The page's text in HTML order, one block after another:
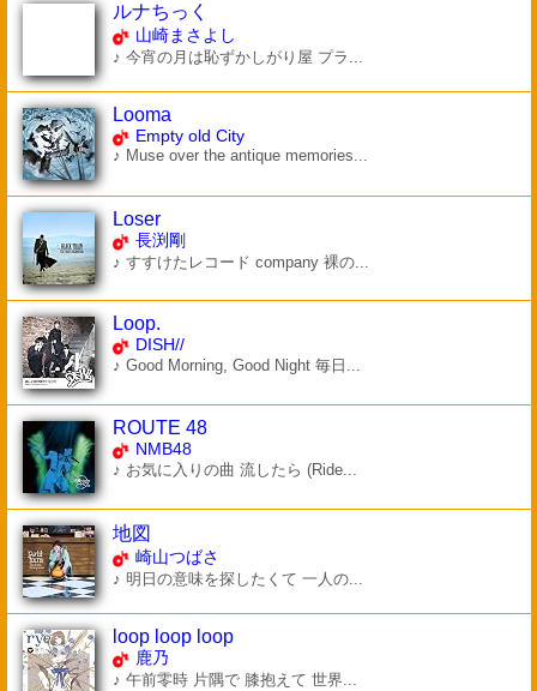
ルナちっく
山崎まさよし
♪ 今宵の月は恥ずかしがり屋 プラ...
Looma
Empty old City
♪ Muse over the antique memories...
Loser
長渕剛
♪ すすけたレコード company 裸の...
Loop.
DISH//
♪ Good Morning, Good Night 毎日...
ROUTE 48
NMB48
♪ お気に入りの曲 流したら (Ride...
地図
崎山つばさ
♪ 明日の意味を探したくて 一人の...
loop loop loop
鹿乃
♪ 午前零時 片隅で 膝抱えて 世界...